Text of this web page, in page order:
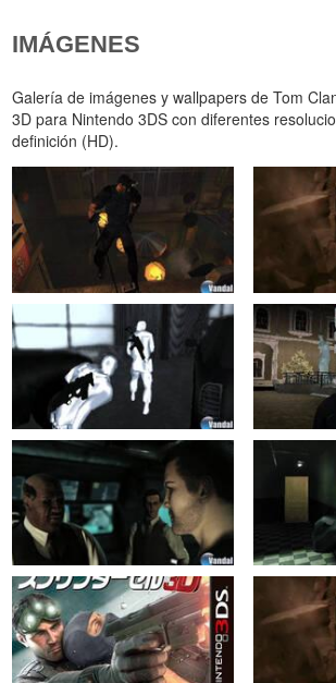
IMÁGENES
Galería de imágenes y wallpapers de Tom
3D para Nintendo 3DS con diferentes
definición (HD).